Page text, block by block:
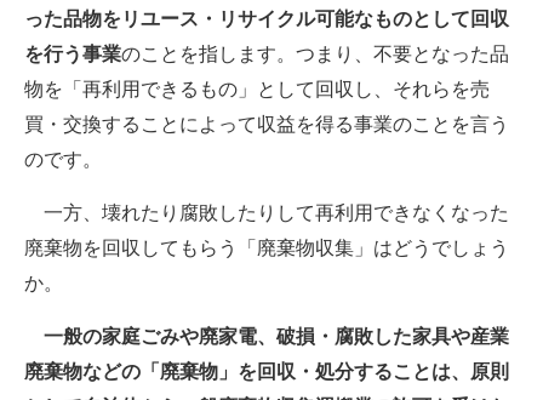
った品物をリユース・リサイクル可能なものとして回収
を行う事業のことを指します。つまり、不要となった品
物を「再利用できるもの」として回収し、それらを売
買・交換することによって収益を得る事業のことを言う
のです。
一方、壊れたり腐敗したりして再利用できなくなった
廃棄物を回収してもらう「廃棄物収集」はどうでしょう
か。
一般の家庭ごみや廃家電、破損・腐敗した家具や産業
廃棄物などの「廃棄物」を回収・処分することは、原則